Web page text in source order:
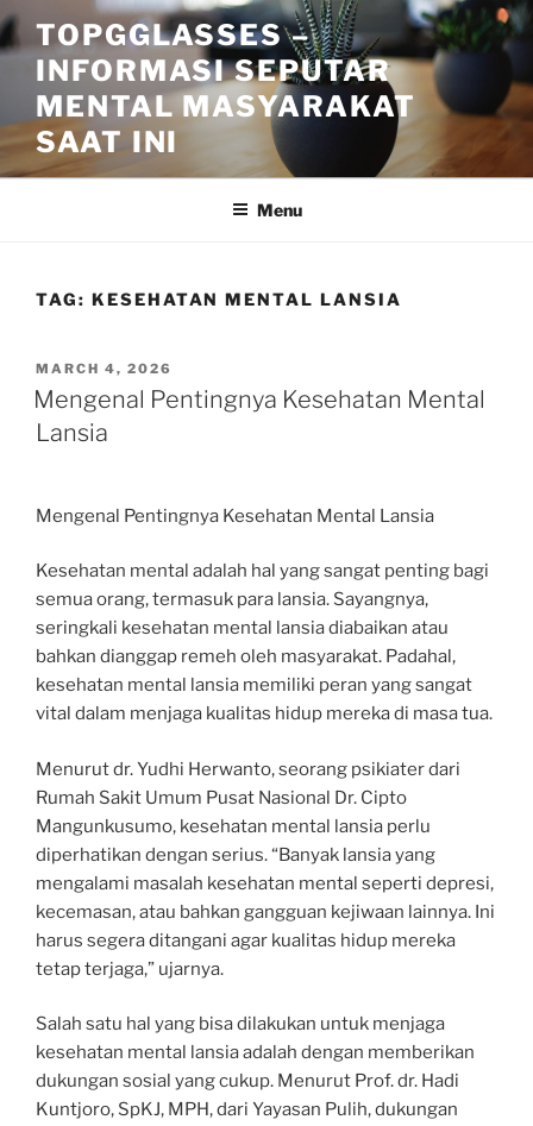
Skip
to
content
TOPGGLASSES –
INFORMASI SEPUTAR
MENTAL MASYARAKAT
SAAT INI
Menu
TAG: KESEHATAN MENTAL LANSIA
POSTED
ON
MARCH 4, 2026
Mengenal Pentingnya Kesehatan Mental
Lansia
Mengenal Pentingnya Kesehatan Mental Lansia
Kesehatan mental adalah hal yang sangat penting bagi
semua orang, termasuk para lansia. Sayangnya,
seringkali kesehatan mental lansia diabaikan atau
bahkan dianggap remeh oleh masyarakat. Padahal,
kesehatan mental lansia memiliki peran yang sangat
vital dalam menjaga kualitas hidup mereka di masa tua.
Menurut dr. Yudhi Herwanto, seorang psikiater dari
Rumah Sakit Umum Pusat Nasional Dr. Cipto
Mangunkusumo, kesehatan mental lansia perlu
diperhatikan dengan serius. “Banyak lansia yang
mengalami masalah kesehatan mental seperti depresi,
kecemasan, atau bahkan gangguan kejiwaan lainnya. Ini
harus segera ditangani agar kualitas hidup mereka
tetap terjaga,” ujarnya.
Salah satu hal yang bisa dilakukan untuk menjaga
kesehatan mental lansia adalah dengan memberikan
dukungan sosial yang cukup. Menurut Prof. dr. Hadi
Kuntjoro, SpKJ, MPH, dari Yayasan Pulih, dukungan